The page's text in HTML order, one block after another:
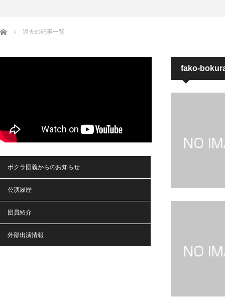
ホーム 過去の記事一覧
fako-
ボクラ団義からのお知らせ
公演履歴
団員紹介
外部出演情報